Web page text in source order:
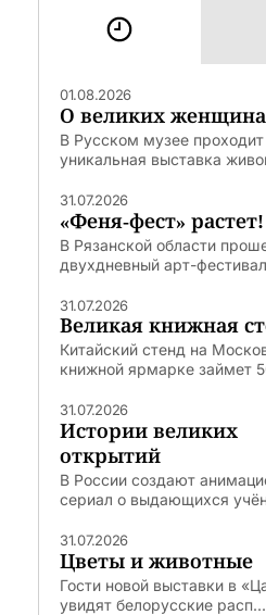
01.08.2026
О великих
В Русском музее проходит
уникальная выставка
31.07.2026
«Феня-фест» растет!
В Рязанской области
двухдневный арт-
31.07.2026
Великая книжная
Китайский стенд на
книжной ярмарке займет
31.07.2026
Истории великих
открытий
В России создают
сериал о выдающихся
31.07.2026
Цветы и животные
Гости новой выставки в
увидят белорусские расп...